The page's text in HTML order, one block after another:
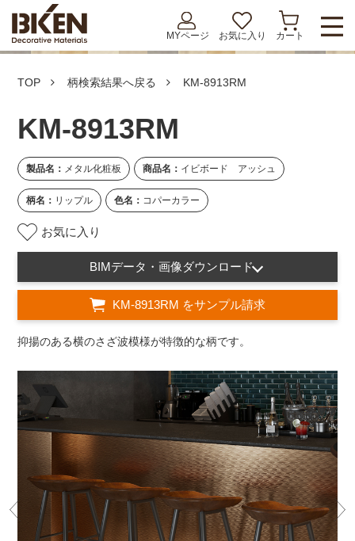
MYページ お気に入り カート
TOP 柄検索結果へ戻る KM-8913RM
KM-8913RM
製品名： メタル化粧板 商品名： イビボード アッシュ
柄名： リップル 色名： コパーカラー
お気に入り
BIMデータ・画像ダウンロード
KM-8913RM をサンプル請求
抑揚のある横のさざ波模様が特徴的な柄です。